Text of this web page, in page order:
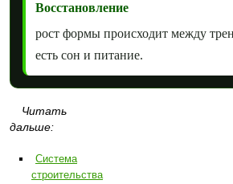
Восстановление
рост формы происходит между
есть сон и питание.
Читать
дальше:
Система
строительства